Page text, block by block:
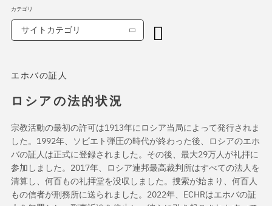
エホバの証人
ロシアの法的状況
宗教活動の最初の許可は1913年にロシア当局によって発行されま
した。1992年、ソビエト弾圧の時代が終わった後、ロシアのエホ
バの証人は正式に登録されました。その後、最大29万人が礼拝に
参加しました。2017年、ロシア連邦最高裁判所はすべての法人を
清算し、何百もの礼拝堂を没収しました。捜索が始まり、何百人
もの信者が刑務所に送られました。2022年、ECHRはエホバの証
カテゴリ
サイトカテゴリ